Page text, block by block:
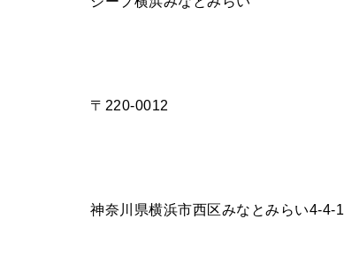
〒220-0012
神奈川県横浜市西区みなとみらい4-4-1